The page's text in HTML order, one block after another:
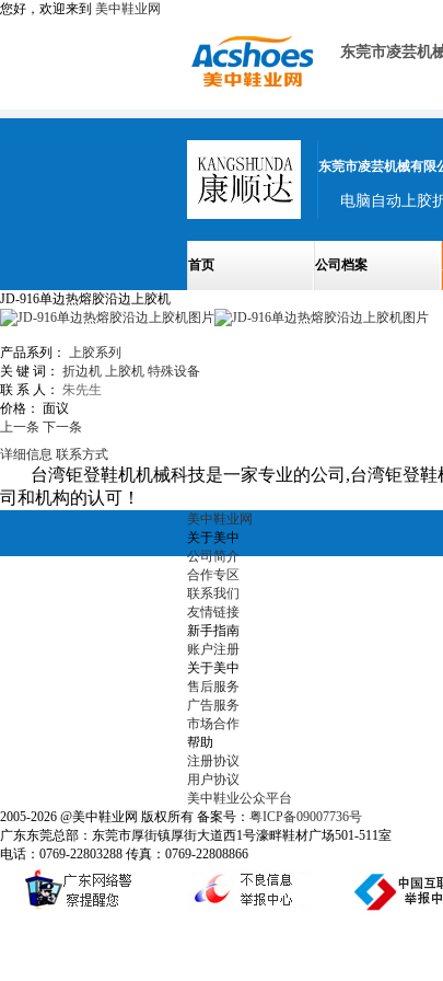
您好，欢迎来到 美中鞋业网
东莞市凌芸机
东莞市凌芸机械有限
首页 公司档案
JD-916单边热熔胶沿边上胶机
产品系列： 上胶系列
关 键 词： 折边机 上胶机 特殊设备
联 系 人： 朱先生
价格： 面议
上一条 下一条
详细信息 联系方式
台湾钜登鞋机机械科技是一家专业的公司,台湾钜登鞋
司和机构的认可！
美中鞋业网
关于美中
公司简介
合作专区
联系我们
友情链接
新手指南
账户注册
关于美中
售后服务
广告服务
市场合作
帮助
注册协议
用户协议
美中鞋业公众平台
2005-2026 @美中鞋业网 版权所有 备案号： 粤ICP备09007736号
广东东莞总部：东莞市厚街镇厚街大道西1号濠畔鞋材广场501-511室
电话：0769-22803288 传真：0769-22808866